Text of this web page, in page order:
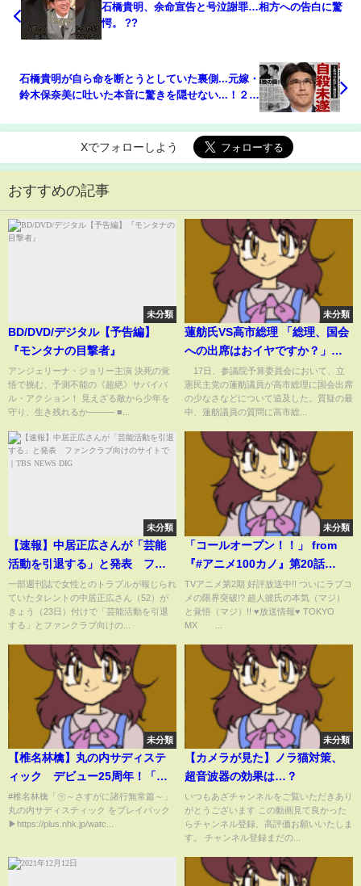
石橋貴明、余命宣告と号泣謝罪…相方への告白に驚
愕。 ??️
石橋貴明が自ら命を断とうとしていた裏側...元嫁・
鈴木保奈美に吐いた本音に驚きを隠せない...！２度
Xでフォローしよう
おすすめの記事
未分類
BD/DVD/デジタル【予告編】
『モンタナの目撃者』
アンジェリーナ・ジョリー主演 決死の覚
悟で挑む、予測不能の《超絶》サバイバ
ル・アクション！ 見えざる敵から少年を
守り、生き残れるか――― ■...
未分類
蓮舫氏VS高市総理 「総理、国会
への出席はおイヤですか？」ゴ
ング直後の“ジャブ”に高市総理
が“笑顔”で応戦…ヤジが飛ぶ中
で論戦(ABEMA TIMES)
17日、参議院予算委員会において、立
憲民主党の蓮舫議員が高市総理に国会出席
の少なさなどについて追及した。質疑の最
中、蓮舫議員の質問に高市総...
未分類
【速報】中居正広さんが「芸能
活動を引退する」と発表 ファ
ンクラブ向けのサイトで｜
TBS NEWS DIG
一部週刊誌で女性とのトラブルが報じられ
ていたタレントの中居正広さん（52）が
きょう（23日）付けで「芸能活動を引退
する」とファンクラブ向けの...
未分類
「コールオープン！！」 from
『#アニメ100カノ』第20話
#hyakkano #100カノ #アニメ
#anime
TVアニメ第2期 好評放送中!! ついにラブコ
メの限界突破!? 超人彼氏の本気（マジ）
と覚悟（マジ）!! ♥放送情報♥ TOKYO
MX ...
未分類
【椎名林檎】丸の内サディステ
ィック デビュー25周年！「㋚
～さすがに諸行無常篇～」【紅
白】｜NHK
#椎名林檎「㋚～さすがに諸行無常篇～」
丸の内サディスティック をプレイバック
▶https://plus.nhk.jp/watc...
未分類
【カメラが見た】ノラ猫対策、
超音波器の効果は…？
いつもあざチャンネルをご覧いただきあり
がとうございます この動画見て良かった
らチャンネル登録、高評価お願いいたしま
す。 チャンネル登録まだの...